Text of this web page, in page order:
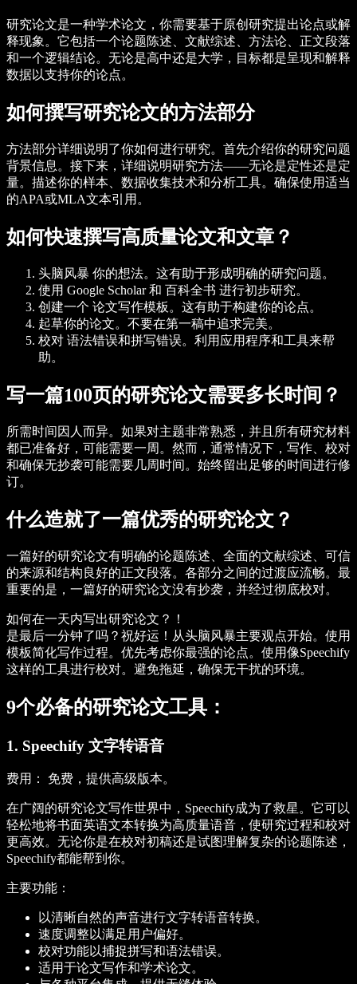
研究论文是一种学术论文，你需要基于原创研究提出论点或解
释现象。它包括一个论题陈述、文献综述、方法论、正文段落
和一个逻辑结论。无论是高中还是大学，目标都是呈现和解释
数据以支持你的论点。
如何撰写研究论文的方法部分
方法部分详细说明了你如何进行研究。首先介绍你的研究问题
背景信息。接下来，详细说明研究方法——无论是定性还是定
量。描述你的样本、数据收集技术和分析工具。确保使用适当
的APA或MLA文本引用。
如何快速撰写高质量论文和文章？
头脑风暴 你的想法。这有助于形成明确的研究问题。
使用 Google Scholar和 百科全书 进行初步研究。
创建一个 论文写作模板 。这有助于构建你的论点。
起草你的论文。不要在第一稿中追求完美。
校对 语法错误和拼写错误。利用应用程序和工具来帮
助。
写一篇100页的研究论文需要多长时间？
所需时间因人而异。如果对主题非常熟悉，并且所有研究材料
都已准备好，可能需要一周。然而，通常情况下，写作、校对
和确保无抄袭可能需要几周时间。始终留出足够的时间进行修
订。
什么造就了一篇优秀的研究论文？
一篇好的研究论文有明确的论题陈述、全面的文献综述、可信
的来源和结构良好的正文段落。各部分之间的过渡应流畅。最
重要的是，一篇好的研究论文没有抄袭，并经过彻底校对。
如何在一天内写出研究论文？！
是最后一分钟了吗？祝好运！从头脑风暴主要观点开始。使用
模板简化写作过程。优先考虑你最强的论点。使用像Speechify
这样的工具进行校对。避免拖延，确保无干扰的环境。
9个必备的研究论文工具：
1. Speechify 文字转语音
费用： 免费，提供高级版本。
在广阔的研究论文写作世界中，Speechify成为了救星。它可以
轻松地将书面英语文本转换为高质量语音，使研究过程和校对
更高效。无论你是在校对初稿还是试图理解复杂的论题陈述，
Speechify都能帮到你。
主要功能：
以清晰自然的声音进行文字转语音转换。
速度调整以满足用户偏好。
校对功能以捕捉拼写和语法错误。
适用于论文写作和学术论文。